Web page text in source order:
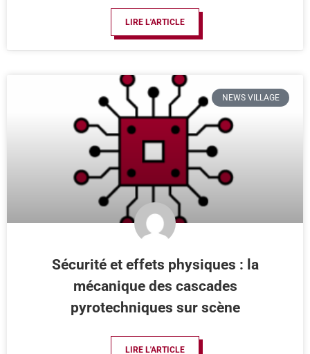
LIRE L'ARTICLE
NEWS VILLAGE
Sécurité et effets physiques : la
mécanique des cascades
pyrotechniques sur scène
LIRE L'ARTICLE